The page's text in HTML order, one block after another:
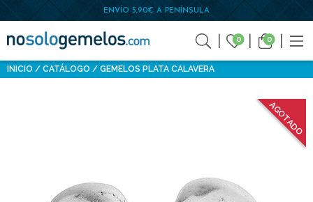
ENVÍO 5,90€ A PENÍNSULA
0 0
INICIO CATÁLOGO GEMELOS PLATA CALAVERA
AGOTADO